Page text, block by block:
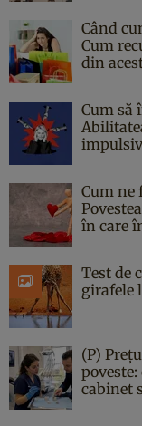
Când
Cum
din
Cum să
impulsiv
Cum ne
în care
Test de
girafele
(P)
cabinet